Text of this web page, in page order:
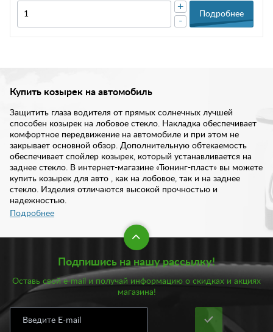
-
+
Подробнее
Купить козырек на автомобиль
Защитить глаза водителя от прямых солнечных лучшей
способен козырек на лобовое стекло. Накладка обеспечивает
комфортное передвижение на автомобиле и при этом не
закрывает основной обзор. Дополнительную обтекаемость
обеспечивает спойлер козырек, который устанавливается на
заднее стекло. В интернет-магазине «Тюнинг-пласт» вы можете
купить козырек для авто , как на лобовое, так и на заднее
стекло. Изделия отличаются высокой прочностью и
надежностью.
Козырек на заднее стекло обладает рядом преимуществ:
Снижает вероятность попадания в ДТП;
Увеличивает комфорт во время езды в солнечную
погоду, не ослепляет водителя и пассажриров;
Не мешает обзору.
Установив козырек на лобовое стекло, вы также получаете
дополнительный элемент, преображающий привычную
Подробнее
Подпишись на нашу рассылку!
Оставь свой e-mail и получай информацию о скидках и акциях
магазина!